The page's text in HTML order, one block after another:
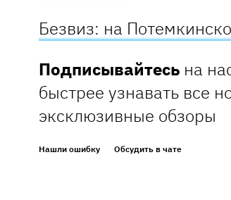
Безвиз: на
Подписывайтесь на
быстрее узнавать все
эксклюзивные обзоры
Нашли ошибку Обсудить в чате